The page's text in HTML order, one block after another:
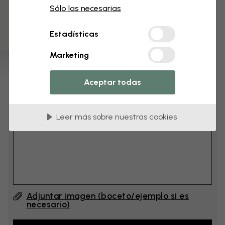
Añade 6–10 cm al ancho y a la altura
Añadir comentario
Comentario (English) #1
Adjuntar imagen (boceto/ejemplo si es
necesario)
Sólo las necesarias
Estadísticas
Marketing
Aceptar todas
Leer más sobre nuestras cookies